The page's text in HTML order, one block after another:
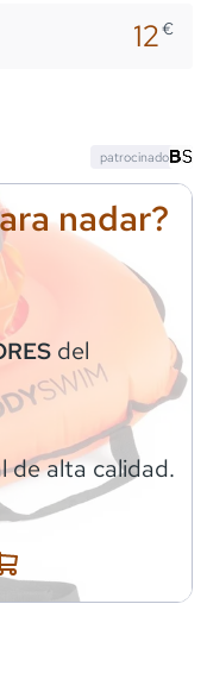
12€
nadar?
del
de alta calidad.
patrocinado